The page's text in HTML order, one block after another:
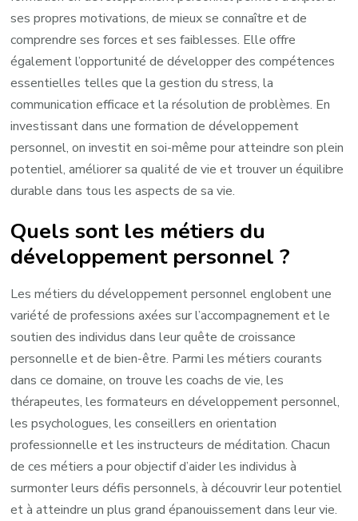
ses propres motivations, de mieux se connaître et de
comprendre ses forces et ses faiblesses. Elle offre
également l’opportunité de développer des compétences
essentielles telles que la gestion du stress, la
communication efficace et la résolution de problèmes. En
investissant dans une formation de développement
personnel, on investit en soi-même pour atteindre son plein
potentiel, améliorer sa qualité de vie et trouver un équilibre
durable dans tous les aspects de sa vie.
Quels sont les métiers du
développement personnel ?
Les métiers du développement personnel englobent une
variété de professions axées sur l’accompagnement et le
soutien des individus dans leur quête de croissance
personnelle et de bien-être. Parmi les métiers courants
dans ce domaine, on trouve les coachs de vie, les
thérapeutes, les formateurs en développement personnel,
les psychologues, les conseillers en orientation
professionnelle et les instructeurs de méditation. Chacun
de ces métiers a pour objectif d’aider les individus à
surmonter leurs défis personnels, à découvrir leur potentiel
et à atteindre un plus grand épanouissement dans leur vie.